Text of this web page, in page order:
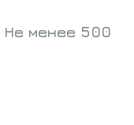
Не менее 500